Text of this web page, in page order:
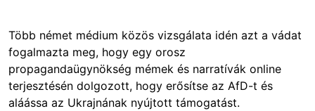
Több német médium közös vizsgálata idén azt a vádat
fogalmazta meg, hogy egy orosz
propagandaügynökség mémek és narratívák online
terjesztésén dolgozott, hogy erősítse az AfD-t és
aláássa az Ukrajnának nyújtott támogatást.